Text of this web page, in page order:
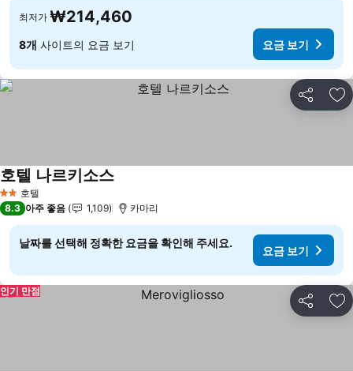
최저가 ₩214,460
8개 사이트의 요금 보기 요금 보기
공유 즐
2 성급호텔
호텔 나르키소스
8.3 아주 좋음 1,109 카마리
날짜를 선택해 정확한 요금을 확인해 주세요.
요금 보기
공유 즐
인기 만점